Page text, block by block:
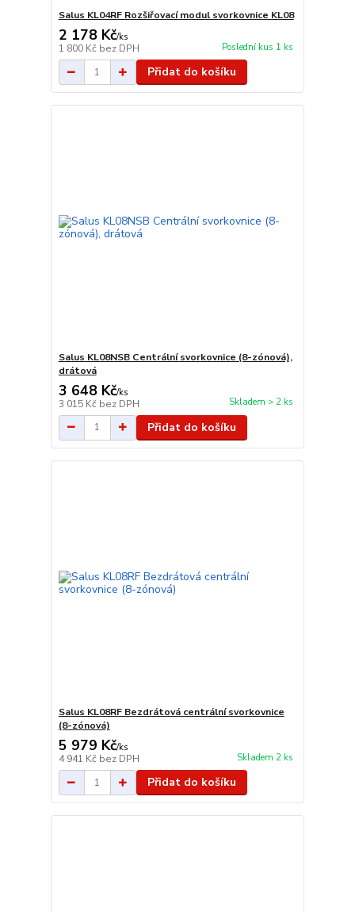
Salus KL04RF Rozšiřovací modul svorkovnice KL08
2 178 Kč/ks
1 800 Kč bez DPH Poslední kus 1 ks
Přidat do košíku
Salus KL08NSB Centrální svorkovnice (8-zónová),
drátová
3 648 Kč/ks
3 015 Kč bez DPH Skladem > 2 ks
Přidat do košíku
Salus KL08RF Bezdrátová centrální svorkovnice
(8-zónová)
5 979 Kč/ks
4 941 Kč bez DPH Skladem 2 ks
Přidat do košíku